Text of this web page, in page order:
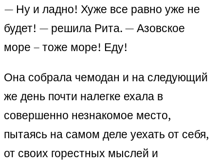
— Ну и ладно! Хуже все равно уже не
будет! — решила Рита. — Азовское
море – тоже море! Еду!
Она собрала чемодан и на следующий
же день почти налегке ехала в
совершенно незнакомое место,
пытаясь на самом деле уехать от себя,
от своих горестных мыслей и